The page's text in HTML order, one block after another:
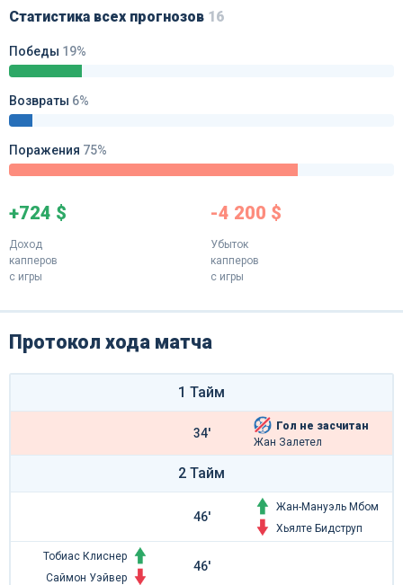
Статистика всех прогнозов 16
Победы 19%
Возвраты 6%
Поражения 75%
+724 $
Доход
капперов
с игры
-4 200 $
Убыток
капперов
с игры
Протокол хода матча
1 Тайм
34'
Гол не засчитан
Жан Залетел
2 Тайм
46'
Жан-Мануэль Мбом
Хьялте Бидструп
Тобиас Клиснер
Саймон Уэйвер
46'